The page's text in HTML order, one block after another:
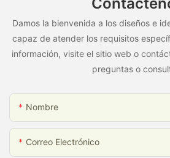
Damos la bienvenida a los diseños e
capaz de atender los requisitos
información, visite el sitio web o
preguntas o
Nombre
Correo Electrónico